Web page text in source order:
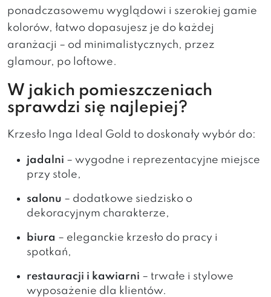
ponadczasowemu wyglądowi i szerokiej gamie
kolorów, łatwo dopasujesz je do każdej
aranżacji – od minimalistycznych, przez
glamour, po loftowe.
W jakich pomieszczeniach
sprawdzi się najlepiej?
Krzesło Inga Ideal Gold to doskonały wybór do:
jadalni – wygodne i reprezentacyjne miejsce
przy stole,
salonu – dodatkowe siedzisko o
dekoracyjnym charakterze,
biura – eleganckie krzesło do pracy i
spotkań,
restauracji i kawiarni – trwałe i stylowe
wyposażenie dla klientów.